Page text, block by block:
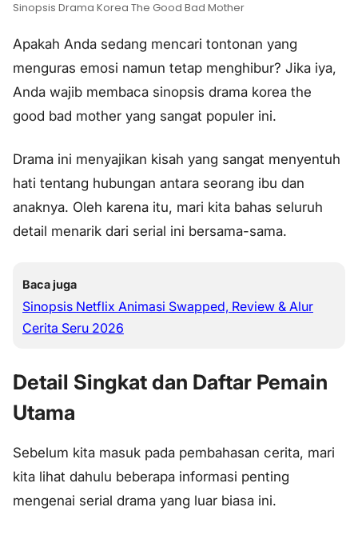
Sinopsis Drama Korea The Good Bad Mother
Apakah Anda sedang mencari tontonan yang
menguras emosi namun tetap menghibur? Jika iya,
Anda wajib membaca sinopsis drama korea the
good bad mother yang sangat populer ini.
Drama ini menyajikan kisah yang sangat menyentuh
hati tentang hubungan antara seorang ibu dan
anaknya. Oleh karena itu, mari kita bahas seluruh
detail menarik dari serial ini bersama-sama.
Baca juga
Sinopsis Netflix Animasi Swapped, Review & Alur
Cerita Seru 2026
Detail Singkat dan Daftar Pemain
Utama
Sebelum kita masuk pada pembahasan cerita, mari
kita lihat dahulu beberapa informasi penting
mengenai serial drama yang luar biasa ini.